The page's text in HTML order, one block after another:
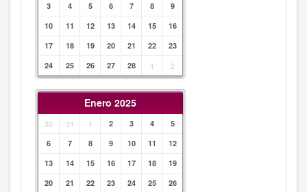
3
4 5 6 7 8
9
10
11 12 13 14 15
16
17
18 19 20 21 22
23
24
25 26 27 28 1 2
Enero 2025
30 31 1 2 3 4
5
6
7 8 9 10 11
12
13
14 15 16 17 18
19
20
21 22 23 24 25
26